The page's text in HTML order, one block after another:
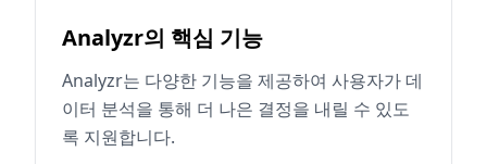
Analyzr의 핵심 기능
Analyzr는 다양한 기능을 제공하여 사용자가 데
이터 분석을 통해 더 나은 결정을 내릴 수 있도
록 지원합니다.